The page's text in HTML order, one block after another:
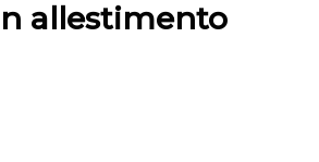
allestimento